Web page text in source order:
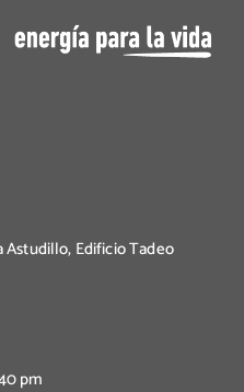
Astudillo, Edificio Tadeo
pm